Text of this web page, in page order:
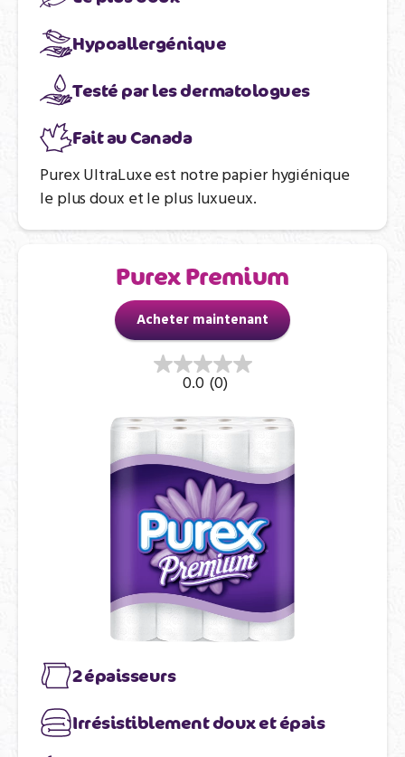
Hypoallergénique
Testé par les dermatologues
Fait au Canada
Purex UltraLuxe est notre papier hygiénique
le plus doux et le plus luxueux.
Acheter maintenant
Purex Premium
0.0 (0)
2 épaisseurs
Irrésistiblement doux et épais